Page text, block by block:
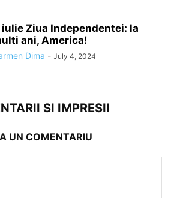
Ziua Independentei: la
ani, America!
Dima - July 4, 2024
SI IMPRESII
UN COMENTARIU